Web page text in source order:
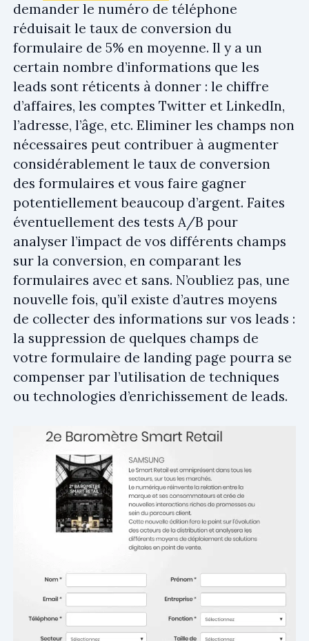
demander le numéro de téléphone
réduisait le taux de conversion du
formulaire de 5% en moyenne. Il y a un
certain nombre d’informations que les
leads sont réticents à donner : le chiffre
d’affaires, les comptes Twitter et LinkedIn,
l’adresse, l’âge, etc. Eliminer les champs non
nécessaires peut contribuer à augmenter
considérablement le taux de conversion
des formulaires et vous faire gagner
potentiellement beaucoup d’argent. Faites
éventuellement des tests A/B pour
analyser l’impact de vos différents champs
sur la conversion, en comparant les
formulaires avec et sans. N’oubliez pas, une
nouvelle fois, qu’il existe d’autres moyens
de collecter des informations sur vos leads :
la suppression de quelques champs de
votre formulaire de landing page pourra se
compenser par l’utilisation de techniques
ou technologies d’enrichissement de leads.